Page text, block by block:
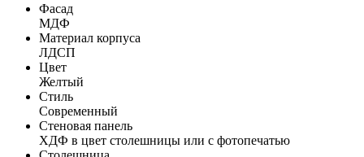
Фасад
МДФ
Материал корпуса
ЛДСП
Цвет
Желтый
Стиль
Современный
Стеновая панель
ХДФ в цвет столешницы или с фотопечатью